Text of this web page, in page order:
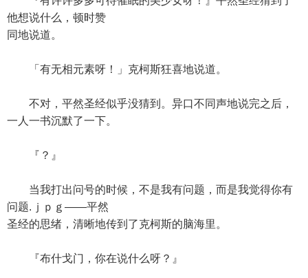
他想说什么，顿时赞
同地说道。
「有无相元素呀！」克柯斯狂喜地说道。
不对，平然圣经似乎没猜到。异口不同声地说完之后，
一人一书沉默了一下。
『？』
当我打出问号的时候，不是我有问题，而是我觉得你有
问题.ｊｐｇ——平然
圣经的思绪，清晰地传到了克柯斯的脑海里。
『布什戈门，你在说什么呀？』